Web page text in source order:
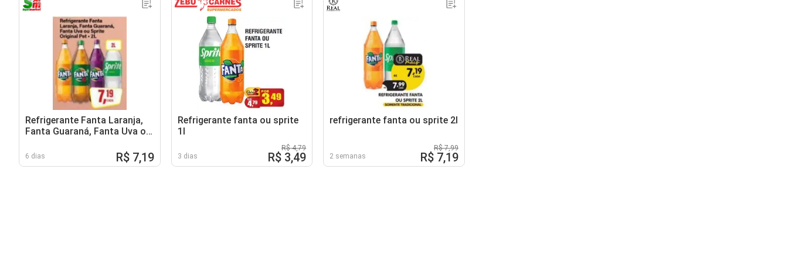
Refrigerante Fanta Laranja,
Fanta Guaraná, Fanta Uva ou
6 dias R$ 7,19
Refrigerante fanta ou sprite
1l
3 dias
R$ 4,79
R$ 3,49
refrigerante fanta ou sprite 2l
2 semanas
R$ 7,99
R$ 7,19